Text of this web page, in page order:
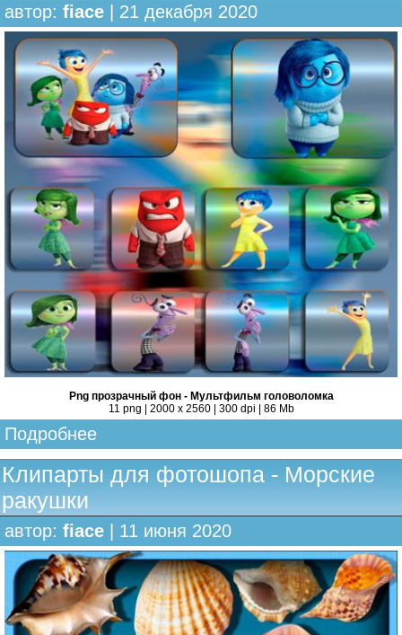
автор: fiace | 21 декабря 2020
Png прозрачный фон - Мультфильм головоломка
11 png | 2000 х 2560 | 300 dpi | 86 Mb
Подробнее
Клипарты для фотошопа - Морские
ракушки
автор: fiace | 11 июня 2020